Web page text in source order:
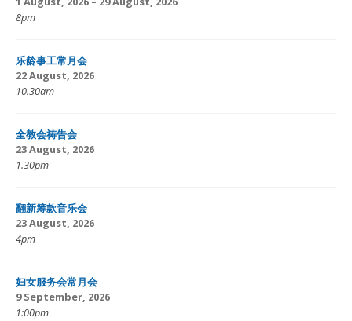
8pm
乐龄事工常月会
22 August, 2026
10.30am
全教会祷告会
23 August, 2026
1.30pm
翻新筹款音乐会
23 August, 2026
4pm
妇女服务会常月会
9 September, 2026
1:00pm